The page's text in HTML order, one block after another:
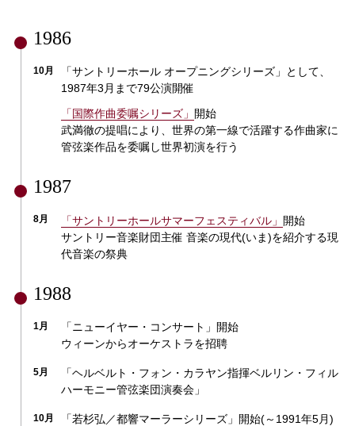
1986
10月
「サントリーホール オープニングシリーズ」として、
1987年3月まで79公演開催
「国際作曲委嘱シリーズ」 開始
武満徹の提唱により、世界の第一線で活躍する作曲家に
管弦楽作品を委嘱し世界初演を行う
1987
8月 「サントリーホールサマーフェスティバル」 開始
サントリー音楽財団主催 音楽の現代(いま)を紹介する現
代音楽の祭典
1988
1月
「ニューイヤー・コンサート」開始
ウィーンからオーケストラを招聘
5月
「ヘルベルト・フォン・カラヤン指揮ベルリン・フィル
ハーモニー管弦楽団演奏会」
10月 「若杉弘／都響マーラーシリーズ」開始(～1991年5月)